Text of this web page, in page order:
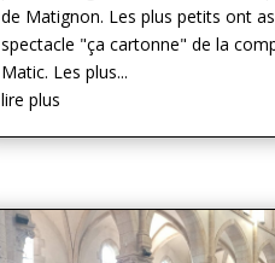
de Matignon. Les plus petits ont
spectacle "ça cartonne" de la
Matic. Les plus...
lire plus